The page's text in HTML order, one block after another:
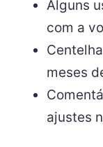
Alguns
com a
meses
ajustes